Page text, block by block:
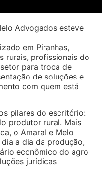
Advogados esteve
em Piranhas,
rurais, profissionais do
para troca de
de soluções e
com quem está
pilares do escritório:
produtor rural. Mais
o Amaral e Melo
a dia da produção,
econômico do agro
jurídicas